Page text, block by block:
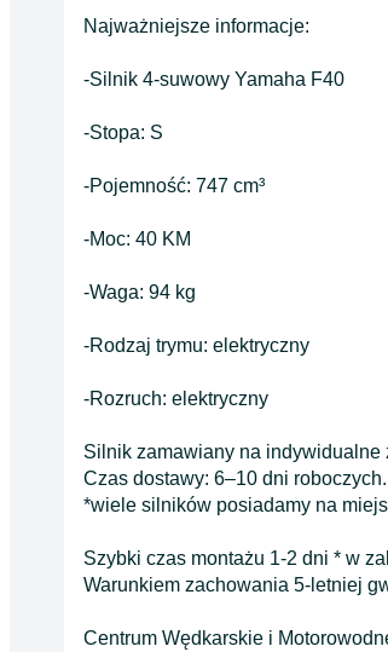
Najważniejsze informacje:
-Silnik 4-suwowy Yamaha F40
-Stopa: S
-Pojemność: 747 cm³
-Moc: 40 KM
-Waga: 94 kg
-Rodzaj trymu: elektryczny
-Rozruch: elektryczny
Silnik zamawiany na indywidualne
Czas dostawy: 6–10 dni roboczych.
*wiele silników posiadamy na
Szybki czas montażu 1-2 dni * w
Warunkiem zachowania 5-letniej
Centrum Wędkarskie i